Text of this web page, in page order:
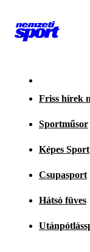
Friss hírek
Sportműsor
Képes Sport
Csupasport
Hátsó füves